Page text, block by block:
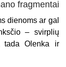
fragmentai
dienoms ar gal
– svirplių
tada Olenka ir